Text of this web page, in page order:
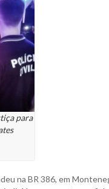
para
na BR 386, em